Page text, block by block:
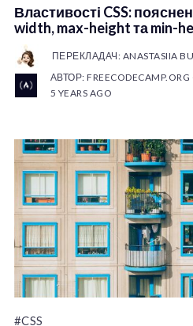
Властивості CSS:
width, max-height та min-
ПЕРЕКЛАДАЧ: ANASTASIIA
АВТОР:
5 YEARS AGO
#CSS